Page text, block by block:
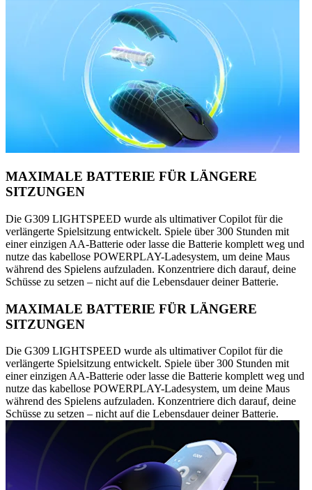
MAXIMALE BATTERIE FÜR LÄNGERE
SITZUNGEN
Die G309 LIGHTSPEED wurde als ultimativer Copilot für die
verlängerte Spielsitzung entwickelt. Spiele über 300 Stunden mit
einer einzigen AA-Batterie oder lasse die Batterie komplett weg und
nutze das kabellose POWERPLAY-Ladesystem, um deine Maus
während des Spielens aufzuladen. Konzentriere dich darauf, deine
Schüsse zu setzen – nicht auf die Lebensdauer deiner Batterie.
MAXIMALE BATTERIE FÜR LÄNGERE
SITZUNGEN
Die G309 LIGHTSPEED wurde als ultimativer Copilot für die
verlängerte Spielsitzung entwickelt. Spiele über 300 Stunden mit
einer einzigen AA-Batterie oder lasse die Batterie komplett weg und
nutze das kabellose POWERPLAY-Ladesystem, um deine Maus
während des Spielens aufzuladen. Konzentriere dich darauf, deine
Schüsse zu setzen – nicht auf die Lebensdauer deiner Batterie.